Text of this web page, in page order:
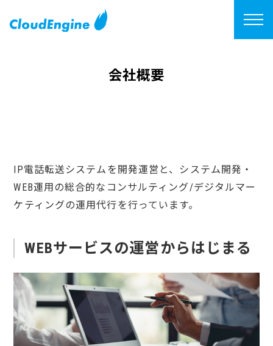
会社概要
IP電話転送システムを開発運営と、システム開発・
WEB運用の総合的なコンサルティング/デジタルマー
ケティングの運用代行を行っています。
WEBサービスの運営からはじまる